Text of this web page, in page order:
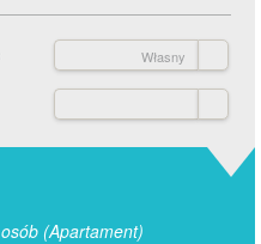
Własny
(Apartament)